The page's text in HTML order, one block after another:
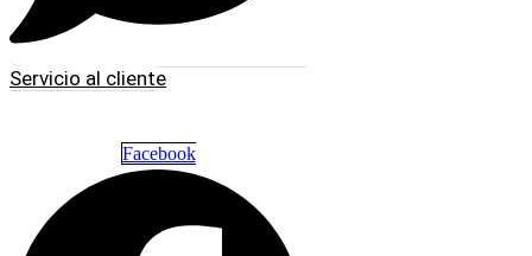
Servicio al cliente
Facebook